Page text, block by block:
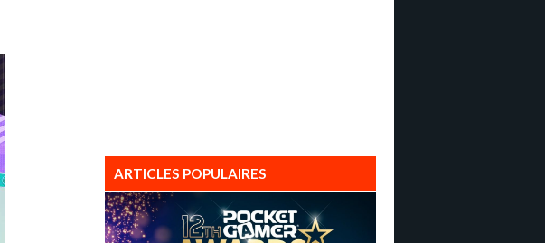
ARTICLES POPULAIRES